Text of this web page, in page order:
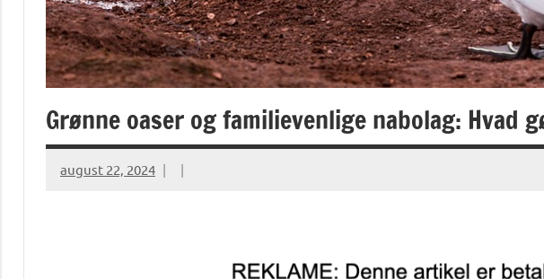
Grønne oaser og familievenlige nabolag: Hvad
august 22, 2024